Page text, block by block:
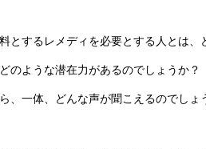
とするレメディを必要とする人とは、
のような潜在力があるのでしょうか？
、一体、どんな声が聞こえるのでしょ